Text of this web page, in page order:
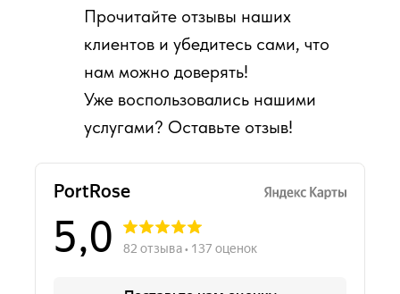
Прочитайте отзывы наших
клиентов и убедитесь сами, что
нам можно доверять!
Уже воспользовались нашими
услугами? Оставьте отзыв!